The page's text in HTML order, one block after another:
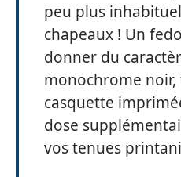
peu plus
chapeaux ! Un
donner du
monochrome noir,
casquette
dose
vos tenues